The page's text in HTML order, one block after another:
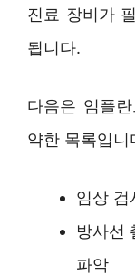
진료 장비가
됩니다.
다음은 임플
약한 목록입니
임상 검
방사선
파악